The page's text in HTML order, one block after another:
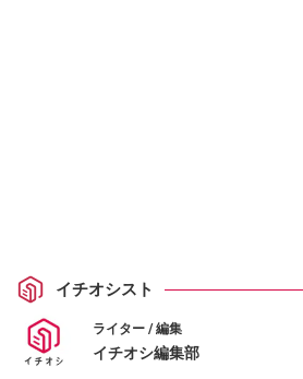
イチオシスト
ライター / 編集
イチオシ編集部